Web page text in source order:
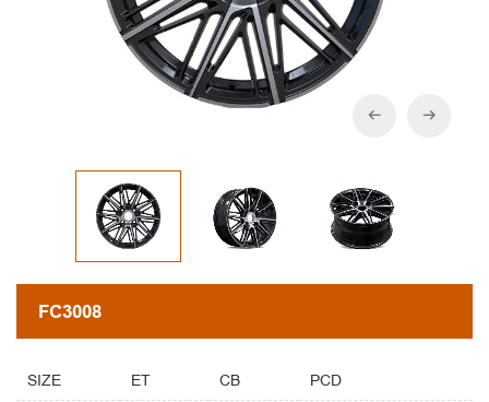
FC3008
SIZE ET CB
PCD